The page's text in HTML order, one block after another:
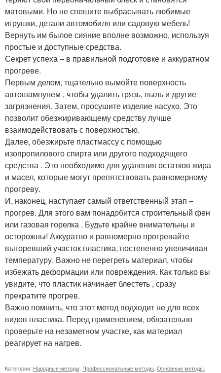
матовыми. Но не спешите выбрасывать любимые
игрушки, детали автомобиля или садовую мебель!
Вернуть им былое сияние вполне возможно, используя
простые и доступные средства.
Секрет успеха – в правильной подготовке и аккуратном
прогреве.
Первым делом, тщательно вымойте поверхность
автошампунем , чтобы удалить грязь, пыль и другие
загрязнения. Затем, просушите изделие насухо. Это
позволит обезжиривающему средству лучше
взаимодействовать с поверхностью.
Далее, обезжирьте пластмассу с помощью
изопропилового спирта или другого подходящего
средства . Это необходимо для удаления остатков жира
и масел, которые могут препятствовать равномерному
прогреву.
И, наконец, наступает самый ответственный этап –
прогрев. Для этого вам понадобится строительный фен ️
или газовая горелка . Будьте крайне внимательны и
осторожны! Аккуратно и равномерно прогревайте
выгоревший участок пластика, постепенно увеличивая
температуру. Важно не перегреть материал, чтобы
избежать деформации или повреждения. Как только вы
увидите, что пластик начинает блестеть , сразу
прекратите прогрев.
Важно помнить, что этот метод подходит не для всех
видов пластика. Перед применением, обязательно
проверьте на незаметном участке, как материал
реагирует на нагрев.
Категории: Народные методы, Профессиональные методы, Основные методы,